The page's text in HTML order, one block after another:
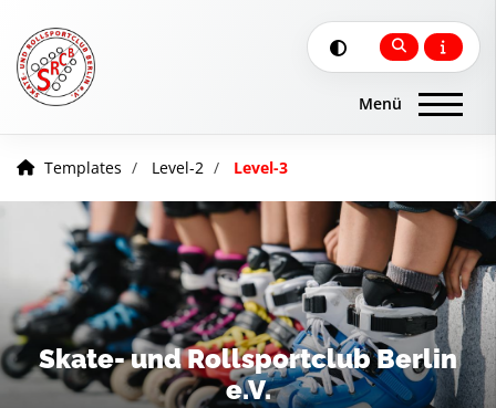
Templates Level-2 Level-3
Skate- und Rollsportclub Berlin
e.V.